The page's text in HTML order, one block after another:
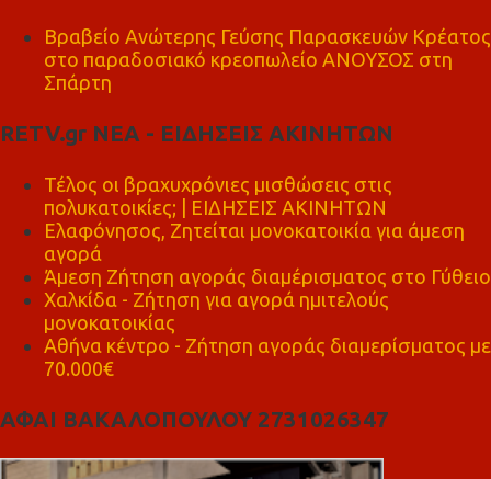
Βραβείο Ανώτερης Γεύσης Παρασκευών Κρέατος
στο παραδοσιακό κρεοπωλείο ΑΝΟΥΣΟΣ στη
Σπάρτη
RETV.gr ΝΕΑ - ΕΙΔΗΣΕΙΣ ΑΚΙΝΗΤΩΝ
Τέλος οι βραχυχρόνιες μισθώσεις στις
πολυκατοικίες; | ΕΙΔΗΣΕΙΣ ΑΚΙΝΗΤΩΝ
Ελαφόνησος, Ζητείται μονοκατοικία για άμεση
αγορά
Άμεση Ζήτηση αγοράς διαμέρισματος στο Γύθειο
Χαλκίδα - Ζήτηση για αγορά ημιτελούς
μονοκατοικίας
Αθήνα κέντρο - Ζήτηση αγοράς διαμερίσματος με
70.000€
ΑΦΑΙ ΒΑΚΑΛΟΠΟΥΛΟΥ 2731026347